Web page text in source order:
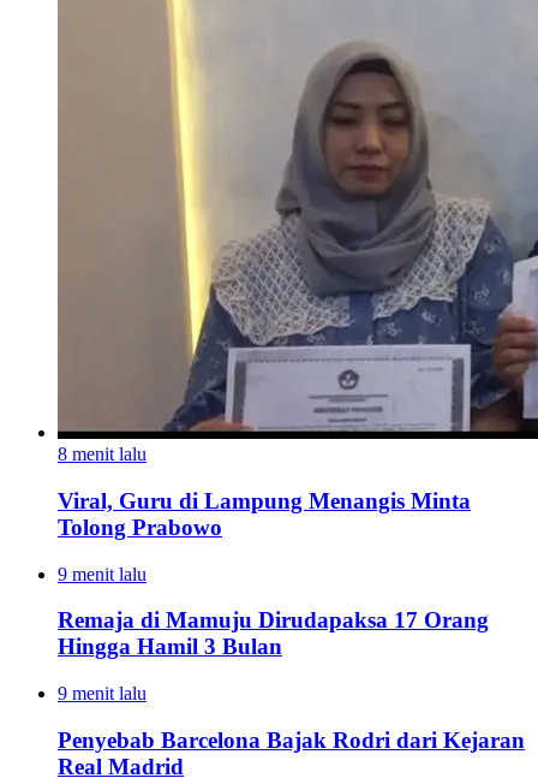
8 menit lalu
Viral, Guru di Lampung Menangis Minta
Tolong Prabowo
9 menit lalu
Remaja di Mamuju Dirudapaksa 17 Orang
Hingga Hamil 3 Bulan
9 menit lalu
Penyebab Barcelona Bajak Rodri dari Kejaran
Real Madrid